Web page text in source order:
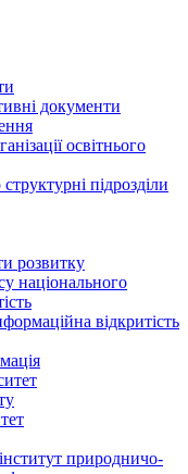
документи
освітнього
підрозділи
розвитку
національного
відкритість
природничо-